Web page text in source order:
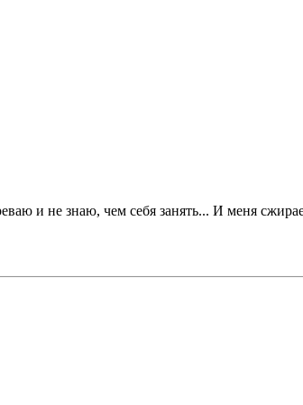
и не знаю, чем себя занять... И меня